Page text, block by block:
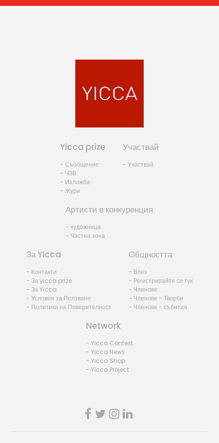
Yicca prize
- Съобщение
- ЧЗВ
- Изложба
- Жури
Участвай
- Участвай
Артисти в конкуренция
- художници
- Частна зона
За Yicca
- Контакти
- За yicca prize
- За Yicca
- Условия за Ползване
- Политика на Поверителност
Общността
- Влез
- Регистрирайте се тук
- Членове
- Членове - Творби
- Членове - събития
Network
- Yicca Contest
- Yicca News
- Yicca Shop
- Yicca Project